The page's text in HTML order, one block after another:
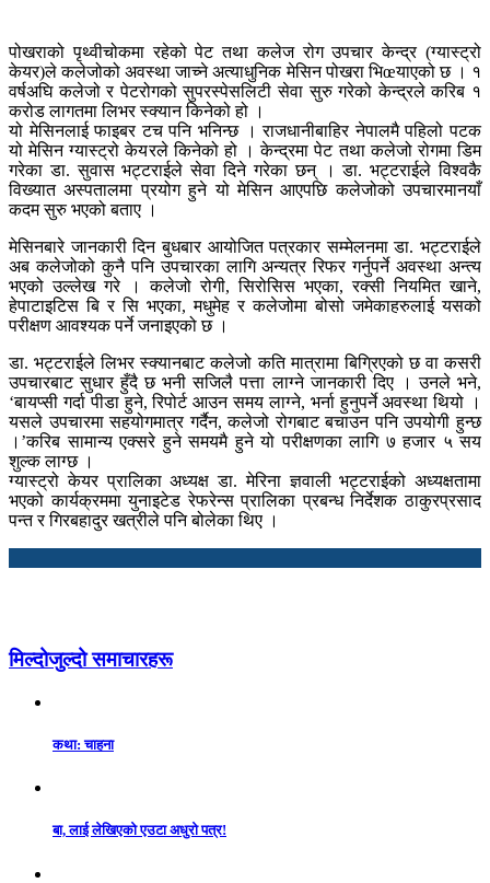
पोखराको पृथ्वीचोकमा रहेको पेट तथा कलेज रोग उपचार केन्द्र (ग्यास्ट्रो
केयर)ले कलेजोको अवस्था जाच्ने अत्याधुनिक मेसिन पोखरा भिœयाएको छ । १
वर्षअघि कलेजो र पेटरोगको सुपरस्पेसलिटी सेवा सुरु गरेको केन्द्रले करिब १
करोड लागतमा लिभर स्क्यान किनेको हो ।
यो मेसिनलाई फाइबर टच पनि भनिन्छ । राजधानीबाहिर नेपालमै पहिलो पटक
यो मेसिन ग्यास्ट्रो केयरले किनेको हो । केन्द्रमा पेट तथा कलेजो रोगमा डिम
गरेका डा. सुवास भट्टराईले सेवा दिने गरेका छन् । डा. भट्टराईले विश्वकै
विख्यात अस्पतालमा प्रयोग हुने यो मेसिन आएपछि कलेजोको उपचारमानयाँ
कदम सुरु भएको बताए ।
मेसिनबारे जानकारी दिन बुधबार आयोजित पत्रकार सम्मेलनमा डा. भट्टराईले
अब कलेजोको कुनै पनि उपचारका लागि अन्यत्र रिफर गर्नुपर्ने अवस्था अन्त्य
भएको उल्लेख गरे । कलेजो रोगी, सिरोसिस भएका, रक्सी नियमित खाने,
हेपाटाइटिस बि र सि भएका, मधुमेह र कलेजोमा बोसो जमेकाहरुलाई यसको
परीक्षण आवश्यक पर्ने जनाइएको छ ।
डा. भट्टराईले लिभर स्क्यानबाट कलेजो कति मात्रामा बिग्रिएको छ वा कसरी
उपचारबाट सुधार हुँदै छ भनी सजिलै पत्ता लाग्ने जानकारी दिए । उनले भने,
‘बायप्सी गर्दा पीडा हुने, रिपोर्ट आउन समय लाग्ने, भर्ना हुनुपर्ने अवस्था थियो ।
यसले उपचारमा सहयोगमात्र गर्दैन, कलेजो रोगबाट बचाउन पनि उपयोगी हुन्छ
।’करिब सामान्य एक्सरे हुने समयमै हुने यो परीक्षणका लागि ७ हजार ५ सय
शुल्क लाग्छ ।
ग्यास्ट्रो केयर प्रालिका अध्यक्ष डा. मेरिना ज्ञवाली भट्टराईको अध्यक्षतामा
भएको कार्यक्रममा युनाइटेड रेफरेन्स प्रालिका प्रबन्ध निर्देशक ठाकुरप्रसाद
पन्त र गिरबहादुर खत्रीले पनि बोलेका थिए ।
मिल्दोजुल्दो समाचारहरू
कथा: चाहना
बा, लाई लेखिएको एउटा अधुरो पत्र!